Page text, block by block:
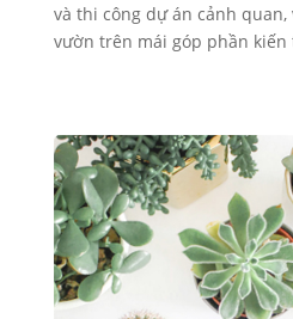
và thi công dự án cảnh
vườn trên mái góp phần kiến